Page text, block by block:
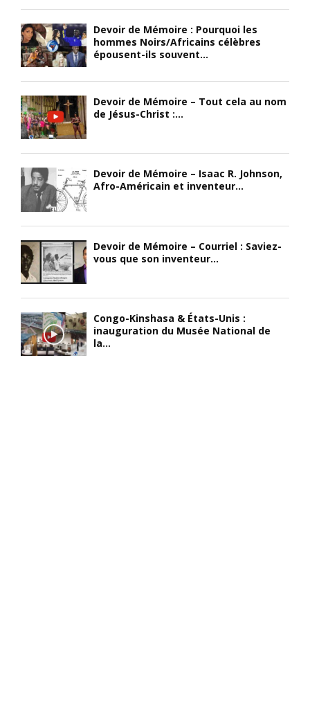
Devoir de Mémoire : Pourquoi les
hommes Noirs/Africains célèbres
épousent-ils souvent...
Devoir de Mémoire – Tout cela au nom
de Jésus-Christ :...
Devoir de Mémoire – Isaac R. Johnson,
Afro-Américain et inventeur...
Devoir de Mémoire – Courriel : Saviez-
vous que son inventeur...
Congo-Kinshasa & États-Unis :
inauguration du Musée National de
la...